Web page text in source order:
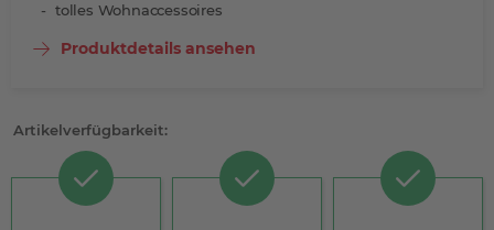
tolles Wohnaccessoires
Produktdetails ansehen
Artikelverfügbarkeit: